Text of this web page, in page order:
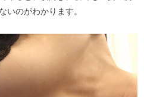
いのがわかります。